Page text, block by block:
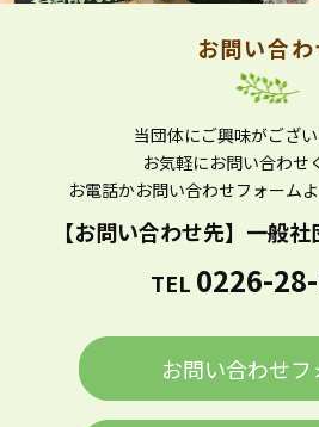
お問い合わ
当団体にご興味がござい
お気軽にお問い合わせ
お電話かお問い合わせフォーム
【お問い合わせ先】 一般社
TEL 0226-
お問い合わせフ